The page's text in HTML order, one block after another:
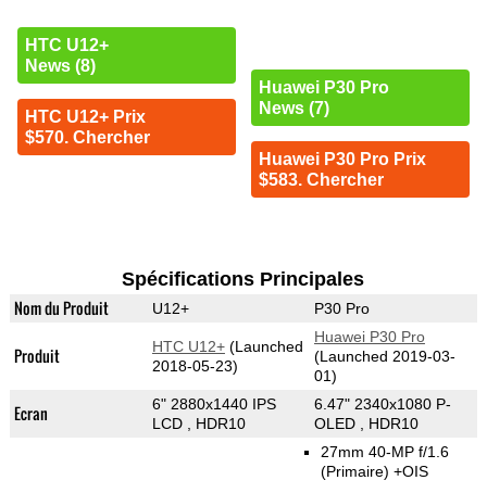
HTC U12+
News (8)
HTC U12+ Prix
$570. Chercher
Huawei P30 Pro
News (7)
Huawei P30 Pro Prix
$583. Chercher
Spécifications Principales
Nom du Produit U12+ P30 Pro
Produit HTC U12+(Launched
2018-05-23)
Huawei P30 Pro
(Launched 2019-03-
01)
Ecran
6" 2880x1440 IPS
LCD , HDR10
6.47" 2340x1080 P-
OLED , HDR10
27mm 40-MP f/1.6
(Primaire) +OIS